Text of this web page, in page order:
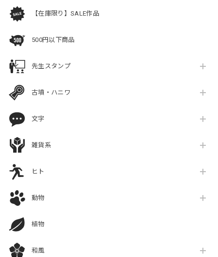
【在庫限り】SALE作品
500円以下商品
先生スタンプ
古墳・ハニワ
文字
雑貨系
ヒト
動物
植物
和風